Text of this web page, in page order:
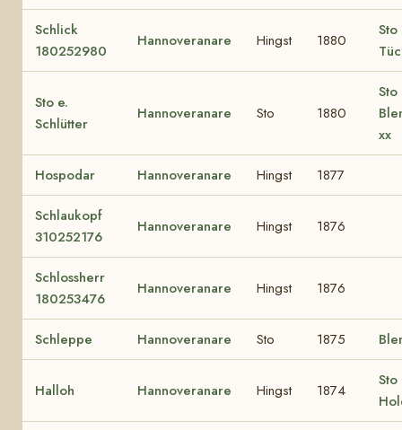
Schlick
180252980
Hannoveranare Hingst 1880
Sto
Sto e.
Schlütter
Hannoveranare Sto 1880
Sto
xx
Hospodar Hannoveranare Hingst 1877
Schlaukopf
310252176
Hannoveranare Hingst 1876
Schlossherr
180253476
Hannoveranare Hingst 1876
Schleppe Hannoveranare Sto 1875
Halloh Hannoveranare Hingst 1874
Sto